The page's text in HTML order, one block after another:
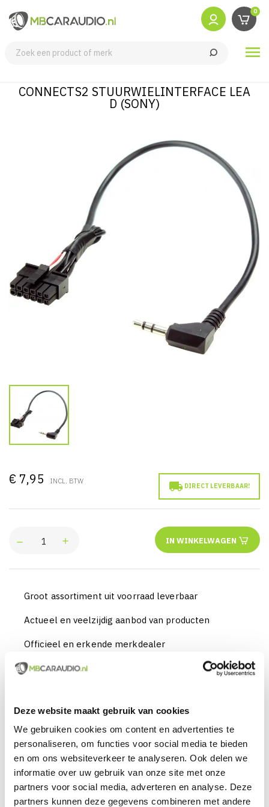
Deze website maakt gebruik van cookies
We gebruiken cookies om content en advertenties te
personaliseren, om functies voor social media te bieden
en om ons websiteverkeer te analyseren. Ook delen we
informatie over uw gebruik van onze site met onze
partners voor social media, adverteren en analyse. Deze
partners kunnen deze gegevens combineren met andere
0

CONNECTS2 STUURWIELINTERFACE LEA
D (SONY)
€ 7,95 INCL. BTW  DIRECT LEVERBAAR!
IN WINKELWAGEN
Groot assortiment uit voorraad leverbaar
Actueel en veelzijdig aanbod van producten
Officieel en erkende merkdealer
Gratis verzending vanaf € 99,00 euro (NL)
Internationaal verzonden met DHL en PostNL
Deskundig advies, telefonisch en per e-mail
Professionele montage mogelijk
Gemiddelde klantbeoordeling van 9,5 / 10